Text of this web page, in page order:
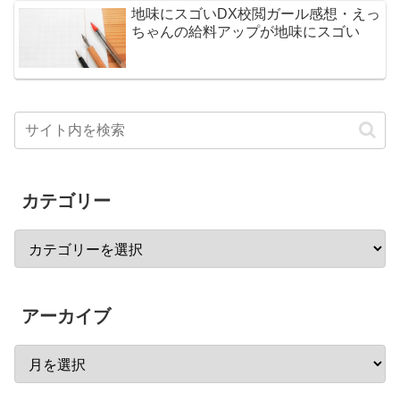
地味にスゴいDX校閲ガール感想・えっ
ちゃんの給料アップが地味にスゴい
カテゴリー
アーカイブ